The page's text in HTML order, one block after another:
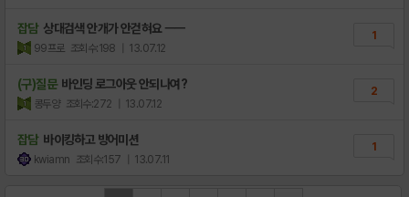
잡담 상대검색 안개가 안걷혀요 ㅡㅡ
99프로 조회수:198 | 13.07.12
1
(구)질문 바인딩 로그아웃 안되나여?
콩두양 조회수:272 | 13.07.12
2
잡담 바이킹하고 방어미션
kwiamn 조회수:157 | 13.07.11
1